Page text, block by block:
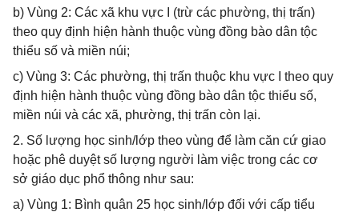
b) Vùng 2: Các xã khu vực I (trừ các phường, thị trấn)
theo quy định hiện hành thuộc vùng đồng bào dân tộc
thiểu số và miền núi;
c) Vùng 3: Các phường, thị trấn thuộc khu vực I theo quy
định hiện hành thuộc vùng đồng bào dân tộc thiểu số,
miền núi và các xã, phường, thị trấn còn lại.
2. Số lượng học sinh/lớp theo vùng để làm căn cứ giao
hoặc phê duyệt số lượng người làm việc trong các cơ
sở giáo dục phổ thông như sau:
a) Vùng 1: Bình quân 25 học sinh/lớp đối với cấp tiểu